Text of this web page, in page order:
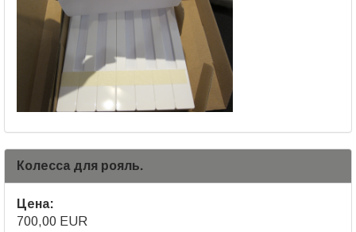
Колесса для рояль.
Цена:
700,00 EUR